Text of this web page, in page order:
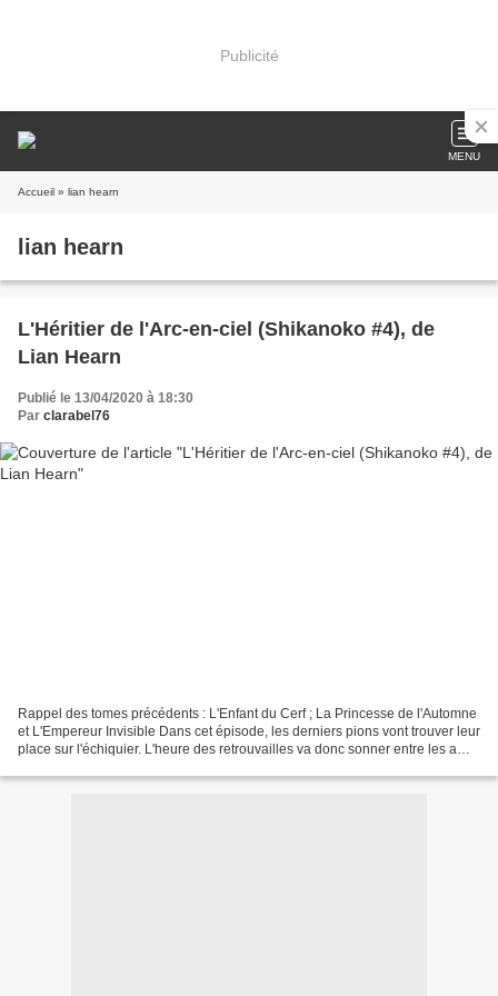
Publicité
MENU
Accueil » lian hearn
lian hearn
L'Héritier de l'Arc-en-ciel (Shikanoko #4), de
Lian Hearn
Publié le 13/04/2020 à 18:30
Par clarabel76
Rappel des tomes précédents : L'Enfant du Cerf ; La Princesse de l'Automne
et L'Empereur Invisible Dans cet épisode, les derniers pions vont trouver leur
place sur l'échiquier. L'heure des retrouvailles va donc sonner entre les amis